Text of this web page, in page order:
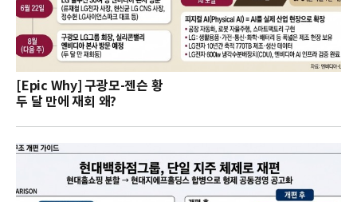
[Epic Why] 구광모-젠슨 황
두 달 만에 재회 왜?